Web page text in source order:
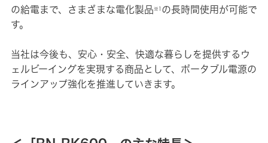
の給電まで、さまざまな電化製品 ※1 の長時間使用が可能で
す。
当社は今後も、安心・安全、快適な暮らしを提供するウ
ェルビーイングを実現する商品として、ポータブル電源の
ラインアップ強化を推進していきます。